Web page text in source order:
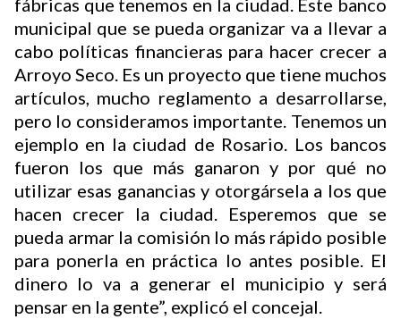
fábricas que tenemos en la ciudad. Este banco
municipal que se pueda organizar va a llevar a
cabo políticas financieras para hacer crecer a
Arroyo Seco. Es un proyecto que tiene muchos
artículos, mucho reglamento a desarrollarse,
pero lo consideramos importante. Tenemos un
ejemplo en la ciudad de Rosario. Los bancos
fueron los que más ganaron y por qué no
utilizar esas ganancias y otorgársela a los que
hacen crecer la ciudad. Esperemos que se
pueda armar la comisión lo más rápido posible
para ponerla en práctica lo antes posible. El
dinero lo va a generar el municipio y será
pensar en la gente”, explicó el concejal.